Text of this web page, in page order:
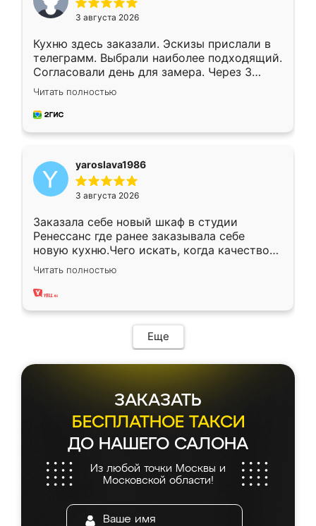
3 августа 2026
Кухню здесь заказали. Эскизы прислали в
телеграмм. Выбрали наиболее подходящий.
Согласовали день для замера. Через 3
недели кухня была уже готова. Остались
довольны работой. Спасибо Ренессанс
мебель за качественную работу!
Читать полностью
yaroslava1986
3 августа 2026
Заказала себе новый шкаф в студии
Ренессанс где ранее заказывала себе
новую кухню.Чего искать, когда качеством
вполне довольна. Служит кухня уже почти
два года, нареканий нет.
Читать полностью
Еще
ЗАКАЗАТЬ
БЕСПЛАТНОЕ ТАКСИ
ДО НАШЕГО САЛОНА
Из любой точки Москвы и
Московской области!